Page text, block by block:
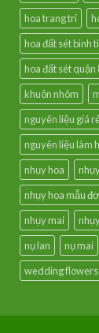
hoa trang trí
hoa đất sét bình
hoa đất sét quận
khuôn nhôm
nguyên liệu giá
nguyên liệu làm
nhụy hoa
nhụy hoa mẫu
nhụy mai
nụ lan
nụ mai
wedding flowers